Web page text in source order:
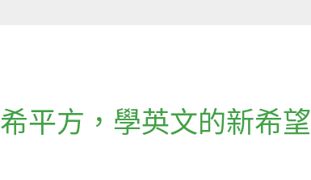
希平方 ， 學英文的新希望